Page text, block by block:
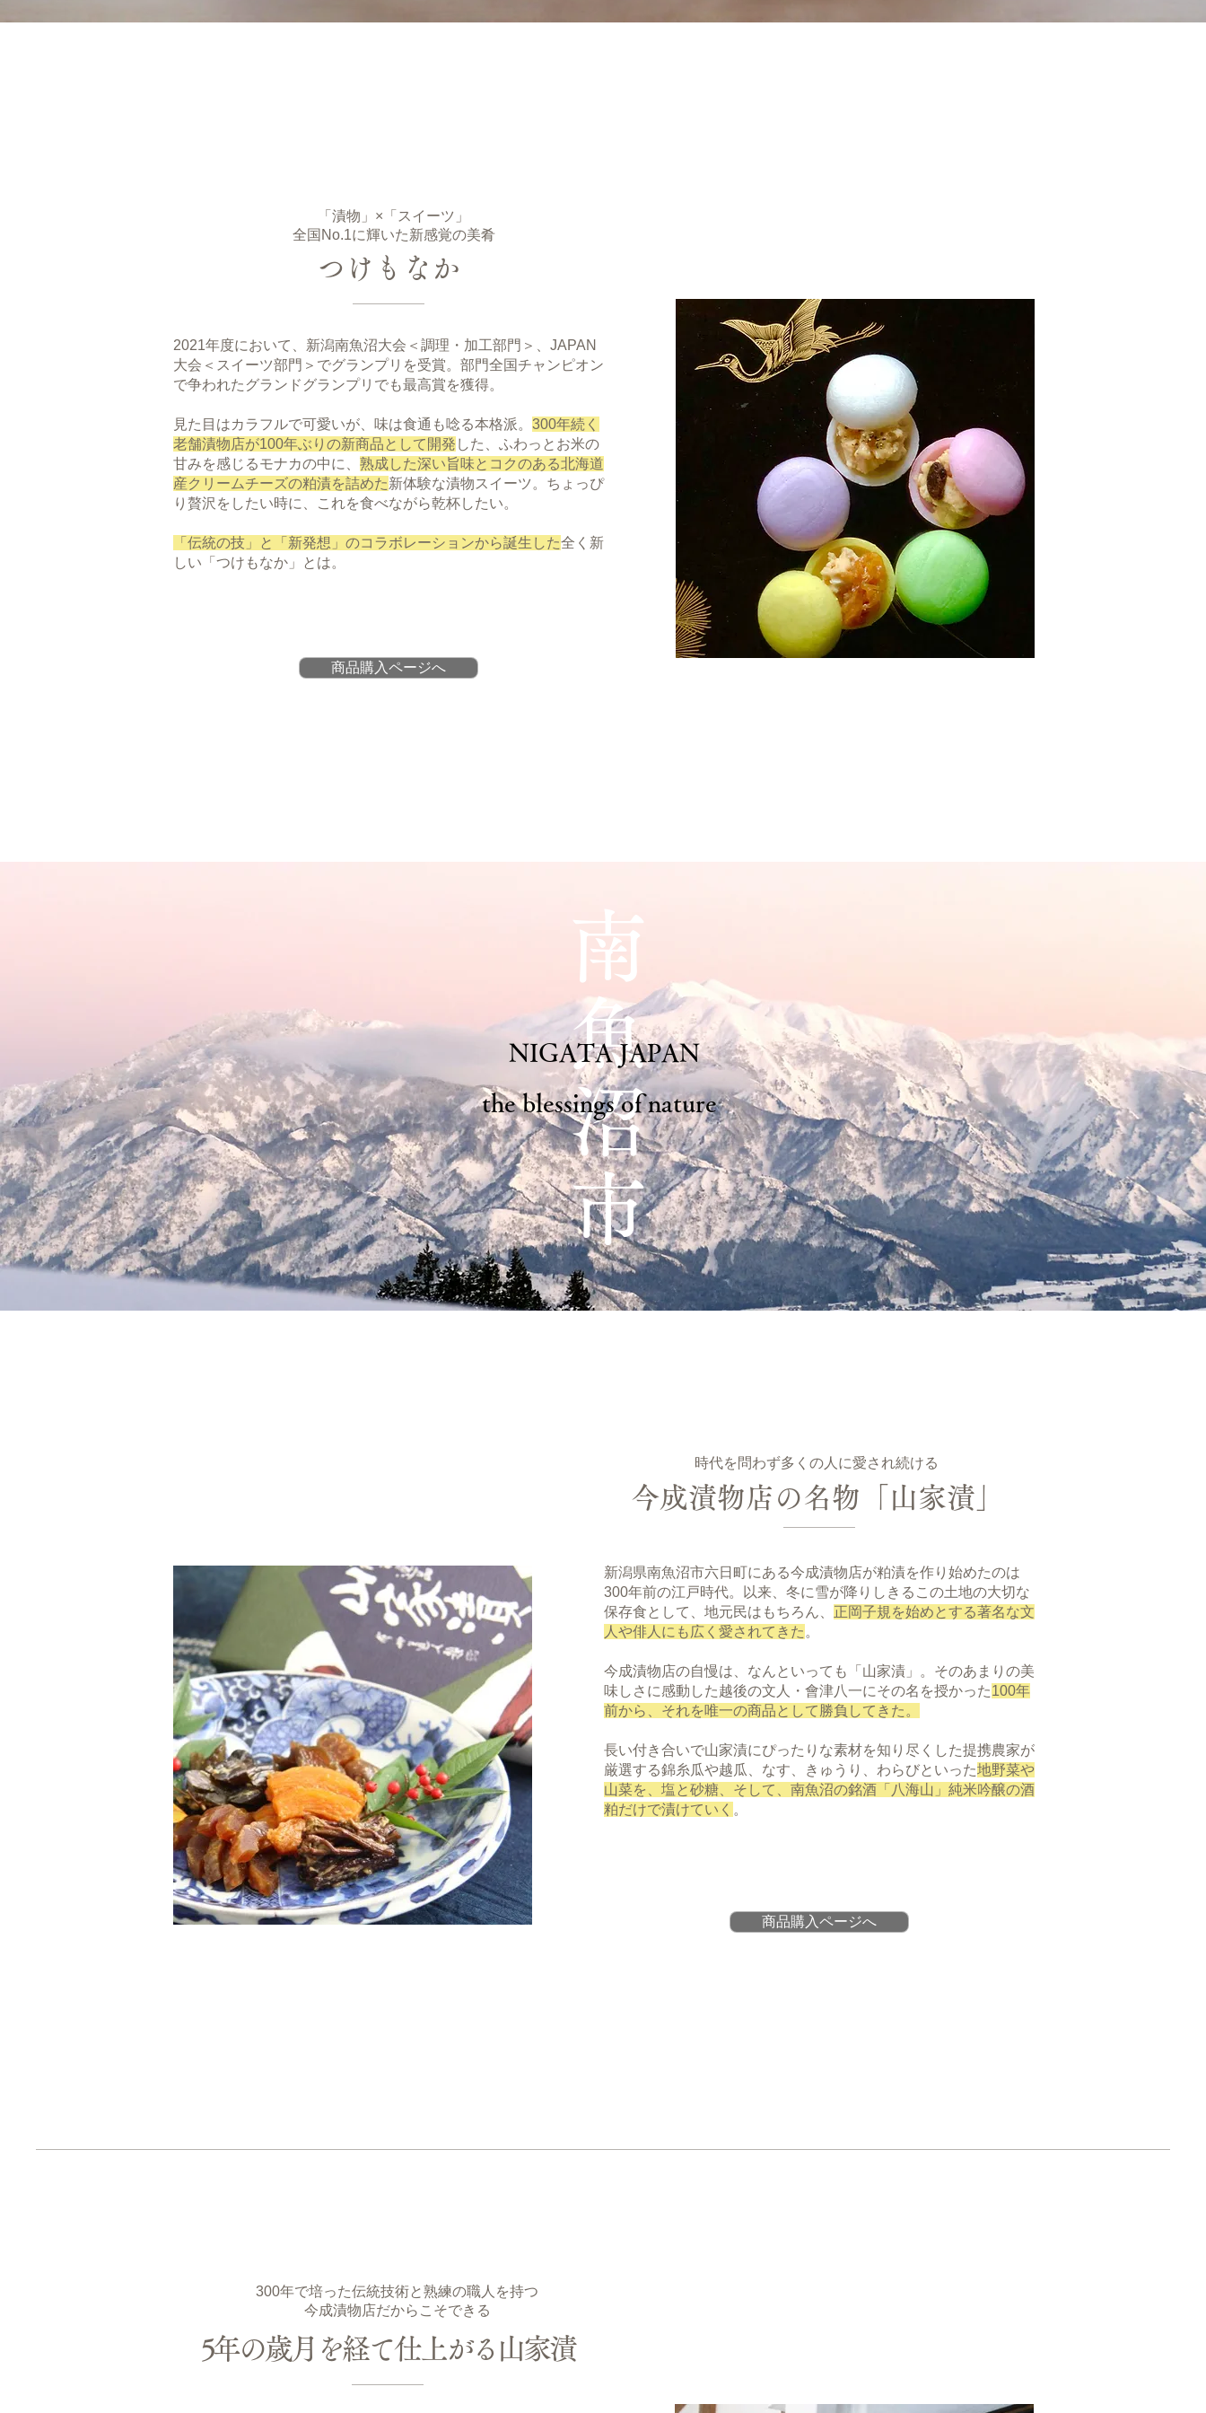
「漬物」×「スイーツ」
全国No.1に輝いた新感覚の美肴
つけもなか
2021年度において、新潟南魚沼大会＜調理・加工部門＞、JAPAN
大会＜スイーツ部門＞でグランプリを受賞。部門全国チャンピオン
で争われたグランドグランプリでも最高賞を獲得。
見た目はカラフルで可愛いが、味は食通も唸る本格派。 300年続く
老舗漬物店が100年ぶりの新商品として開発 した、ふわっとお米の
甘みを感じるモナカの中に、 熟成した深い旨味とコクのある北海道
産クリームチーズの粕漬を詰めた新体験な漬物スイーツ。ちょっぴ
り贅沢をしたい時に、これを食べながら乾杯したい。
「伝統の技」と「新発想」のコラボレーションから誕生した全く新
しい「つけもなか」とは。
商品購入ページへ
南
魚
沼
市
NIGATA JAPAN
the blessings of nature
時代を問わず多くの人に愛され続ける
今成漬物店の名物「山家漬」
新潟県南魚沼市六日町にある今成漬物店が粕漬を作り始めたのは
300年前の江戸時代。以来、冬に雪が降りしきるこの土地の大切な
保存食として、地元民はもちろん、 正岡子規を始めとする著名な文
人や俳人にも広く愛されてきた 。
今成漬物店の自慢は、なんといっても「山家漬」。そのあまりの美
味しさに感動した越後の文人・會津八一にその名を授かった100年
前から、それを唯一の商品として勝負してきた。
長い付き合いで山家漬にぴったりな素材を知り尽くした提携農家が
厳選する錦糸瓜や越瓜、なす、きゅうり、わらびといった地野菜や
山菜を、塩と砂糖、そして、南魚沼の銘酒「八海山」純米吟醸の酒
粕だけで漬けていく 。
商品購入ページへ
300年で培った伝統技術と熟練の職人を持つ
今成漬物店だからこそできる
5年の歳月を経て仕上がる山家漬